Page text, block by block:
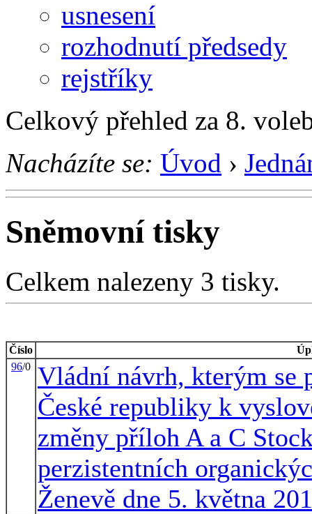
usnesení
rozhodnutí předsedy
rejstříky
Celkový přehled za 8.
Nacházíte se: Úvod ›
Sněmovní tisky
Celkem nalezeny 3 tisky.
Číslo
96/0 Vládní návrh, kterým se
České republiky k
změny příloh A a C
perzistentních
Ženevě dne 5. května